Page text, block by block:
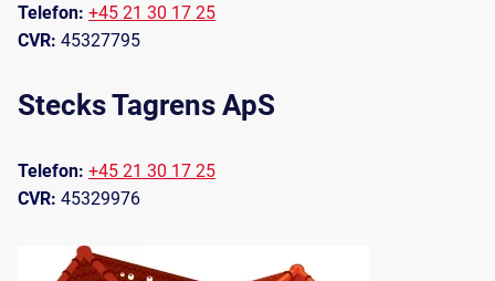
Telefon: +45 21 30 17 25
CVR: 45327795
Stecks Tagrens ApS
Telefon: +45 21 30 17 25
CVR: 45329976